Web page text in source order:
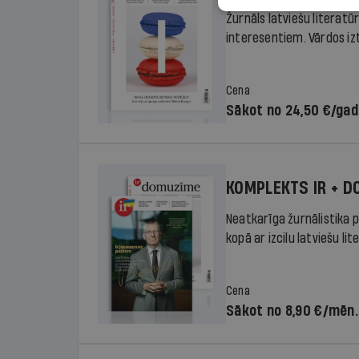
Žurnāls latviešu
interesentiem. Vārdos
Cena
Sākot no 24,50 €/
KOMPLEKTS IR +
Neatkarīga žurnālistika
kopā ar izcilu latviešu
Cena
Sākot no 8,90 €/mēn.